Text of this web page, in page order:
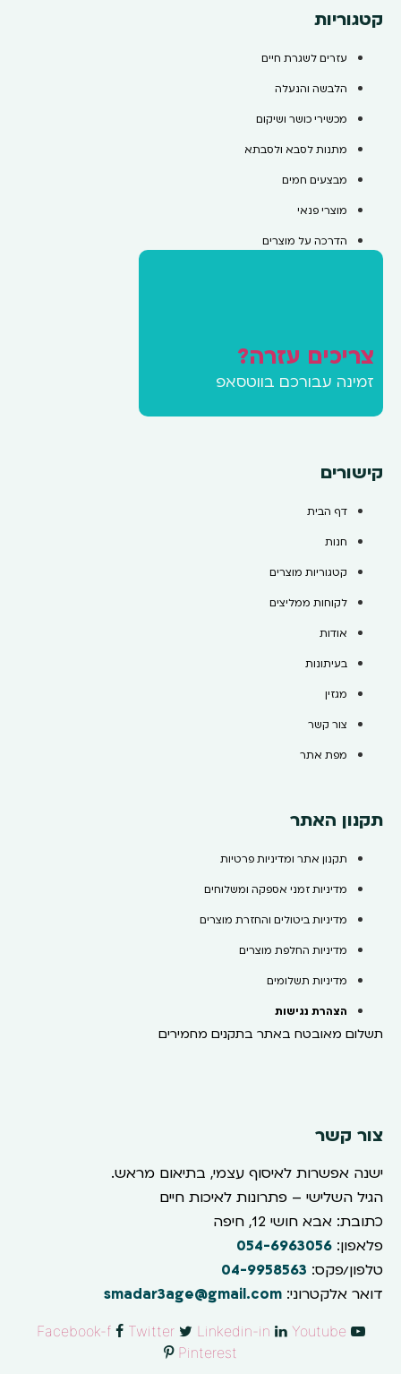
קטגוריות
עזרים לשגרת חיים
הלבשה והנעלה
מכשירי כושר ושיקום
מתנות לסבא ולסבתא
מבצעים חמים
מוצרי פנאי
הדרכה על מוצרים
צריכים עזרה?
זמינה עבורכם בווטסאפ
קישורים
דף הבית
חנות
קטגוריות מוצרים
לקוחות ממליצים
אודות
בעיתונות
מגזין
צור קשר
מפת אתר
תקנון האתר
תקנון אתר ומדיניות פרטיות
מדיניות זמני אספקה ומשלוחים
מדיניות ביטולים והחזרת מוצרים
מדיניות החלפת מוצרים
מדיניות תשלומים
הצהרת נגישות
תשלום מאובטח באתר בתקנים מחמירים
צור קשר
ישנה אפשרות לאיסוף עצמי, בתיאום מראש.
הגיל השלישי – פתרונות לאיכות חיים
כתובת: אבא חושי 12, חיפה
פלאפון: 054-6963056
טלפון/פקס: 04-9958563
דואר אלקטרוני: smadar3age@gmail.com
Facebook-f Twitter Linkedin-in
Youtube
Pinterest